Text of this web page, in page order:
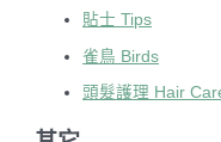
貼士 Tips
雀鳥 Birds
頭髮護理 Hair